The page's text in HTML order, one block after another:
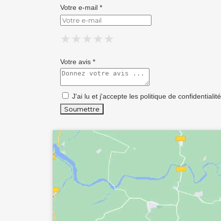
Votre e-mail *
★
★ ★
★ ★ ★
★ ★ ★ ★
★ ★ ★ ★ ★
Votre avis *
J'ai lu et j'accepte les politique de confidentialité